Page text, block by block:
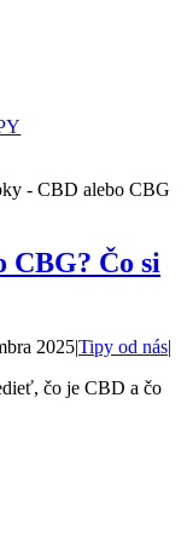
CBG? Čo si
2025|Tipy od nás|
čo je CBD a čo